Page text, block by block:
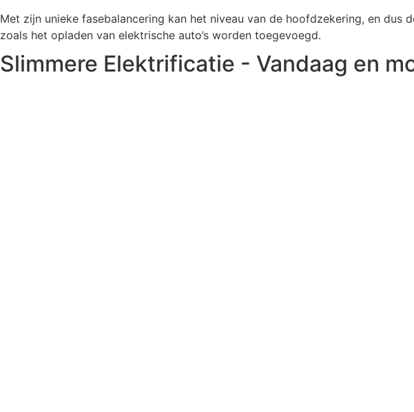
Met zijn unieke fasebalancering kan het niveau van de hoofdzekering, en
zoals het opladen van elektrische auto’s worden toegevoegd.
Slimmere Elektrificatie - Vandaag en